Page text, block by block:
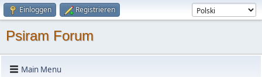
Einloggen Registrieren
Psiram Forum
Main Menu